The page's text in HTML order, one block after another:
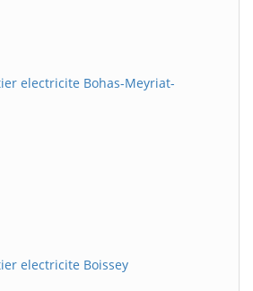
electricite Bohas-Meyriat-
electricite Boissey